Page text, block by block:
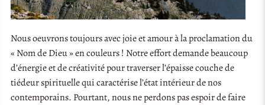
Nous oeuvrons toujours avec joie et amour à la proclamation du
« Nom de Dieu » en couleurs ! Notre effort demande beaucoup
d’énergie et de créativité pour traverser l’épaisse couche de
tiédeur spirituelle qui caractérise l’état intérieur de nos
contemporains. Pourtant, nous ne perdons pas espoir de faire